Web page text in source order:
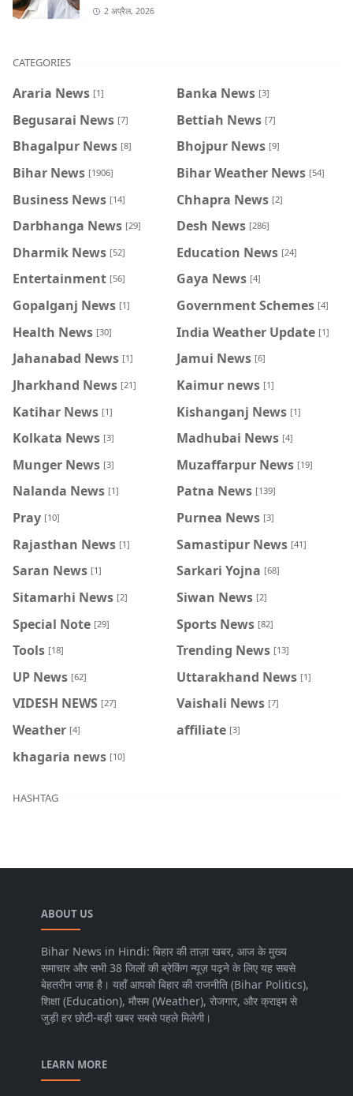
2 अप्रैल, 2026
CATEGORIES
Araria News [1] Banka News [3]
Begusarai News [7] Bettiah News [7]
Bhagalpur News [8] Bhojpur News [9]
Bihar News [1906] Bihar Weather News [54]
Business News [14] Chhapra News [2]
Darbhanga News [29] Desh News [286]
Dharmik News [52] Education News [24]
Entertainment [56] Gaya News [4]
Gopalganj News [1] Government Schemes [4]
Health News [30] India Weather Update [1]
Jahanabad News [1] Jamui News [6]
Jharkhand News [21] Kaimur news [1]
Katihar News [1] Kishanganj News [1]
Kolkata News [3] Madhubai News [4]
Munger News [3] Muzaffarpur News [19]
Nalanda News [1] Patna News [139]
Pray [10] Purnea News [3]
Rajasthan News [1] Samastipur News [41]
Saran News [1] Sarkari Yojna [68]
Sitamarhi News [2] Siwan News [2]
Special Note [29] Sports News [82]
Tools [18] Trending News [13]
UP News [62] Uttarakhand News [1]
VIDESH NEWS [27] Vaishali News [7]
Weather [4] affiliate [3]
khagaria news [10]
HASHTAG
ABOUT US
Bihar News in Hindi: बिहार की ताज़ा खबर, आज के मुख्य
समाचार और सभी 38 जिलों की ब्रेकिंग न्यूज़ पढ़ने के लिए यह सबसे
बेहतरीन जगह है। यहाँ आपको बिहार की राजनीति (Bihar Politics),
शिक्षा (Education), मौसम (Weather), रोजगार, और क्राइम से
जुड़ी हर छोटी-बड़ी खबर सबसे पहले मिलेगी।
LEARN MORE